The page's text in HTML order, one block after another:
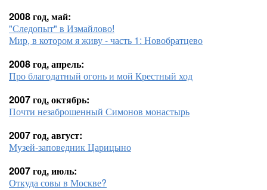
2008 год, май:
"Следопыт" в Измайлово!
Мир, в котором я живу - часть 1: Новобратцево
2008 год, апрель:
Про благодатный огонь и мой Крестный ход
2007 год, октябрь:
Почти незаброшенный Симонов монастырь
2007 год, август:
Музей-заповедник Царицыно
2007 год, июль:
Откуда совы в Москве?